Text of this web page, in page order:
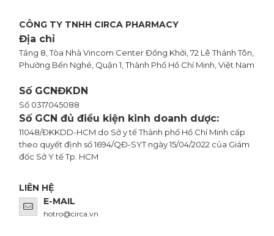
CÔNG TY TNHH CIRCA PHARMACY
Địa chỉ
Tầng 8, Tòa Nhà Vincom Center Đồng Khởi, 72 Lê Thánh Tôn,
Phường Bến Nghé, Quận 1, Thành Phố Hồ Chí Minh, Việt Nam
Số GCNĐKDN
Số 0317045088
Số GCN đủ điều kiện kinh doanh dược:
11048/ĐKKDD-HCM do Sở y tế Thành phố Hồ Chí Minh cấp
theo quyết định số 1694/QĐ-SYT ngày 15/04/2022 của Giám
đốc Sở Y tế Tp. HCM
LIÊN HỆ
E-MAIL
hotro@circa.vn